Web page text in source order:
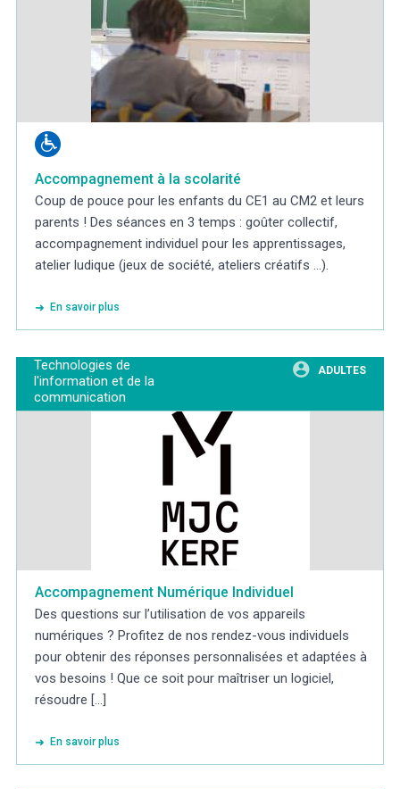
Accompagnement à la scolarité
Coup de pouce pour les enfants du CE1 au CM2 et leurs
parents ! Des séances en 3 temps : goûter collectif,
accompagnement individuel pour les apprentissages,
atelier ludique (jeux de société, ateliers créatifs …).
En savoir plus
Technologies de
l'information et de la
communication
ADULTES
Accompagnement Numérique Individuel
Des questions sur l’utilisation de vos appareils
numériques ? Profitez de nos rendez-vous individuels
pour obtenir des réponses personnalisées et adaptées à
vos besoins ! Que ce soit pour maîtriser un logiciel,
résoudre [...]
En savoir plus